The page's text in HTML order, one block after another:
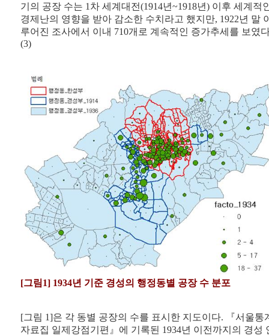
기의 공장 수는 1차 세계대전(1914년~1918년) 이후 세계적
경제난의 영향을 받아 감소한 수치라고 했지만, 1922년 말
루어진 조사에서 이내 710개로 계속적인 증가추세를 보였
(3)
[그림1] 1934년 기준 경성의 행정동별 공장 수 분포
[그림 1]은 각 동별 공장의 수를 표시한 지도이다. 『서울통
자료집 일제강점기편』에 기록된 1934년 이전까지의 경성